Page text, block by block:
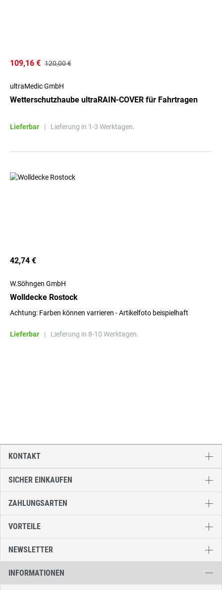
109,16 € 120,00 €
ultraMedic GmbH
Wetterschutzhaube ultraRAIN-COVER für Fahrtragen
Lieferbar | Lieferung in 1-3 Werktagen.
42,74 €
W.Söhngen GmbH
Wolldecke Rostock
Achtung: Farben können varrieren - Artikelfoto beispielhaft
Lieferbar | Lieferung in 8-10 Werktagen.
SICHER EINKAUFEN
ZAHLUNGSARTEN
VORTEILE
NEWSLETTER
INFORMATIONEN
KONTAKT